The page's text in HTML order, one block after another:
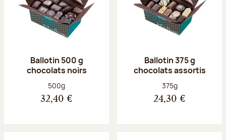
Ballotin 500 g
chocolats noirs
Poids net :
500g
32,40 €
Ballotin 375 g
chocolats assortis
Poids net :
375g
24,30 €